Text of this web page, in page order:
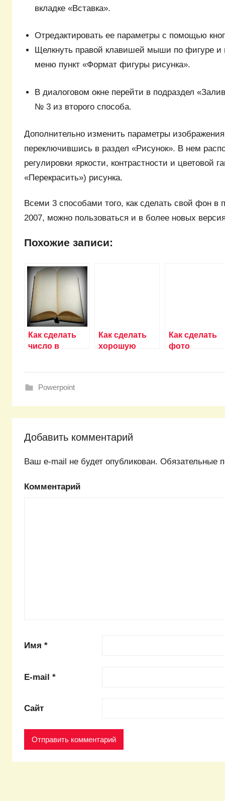
вкладке «Вставка».
Отредактировать ее параметры с помощью
Щелкнуть правой клавишей мыши по фигуре и
меню пункт «Формат фигуры рисунка».
В диалоговом окне перейти в подраздел
№ 3 из второго способа.
Дополнительно изменить параметры
переключившись в раздел «Рисунок». В нем
регулировки яркости, контрастности и цветовой
«Перекрасить») рисунка.
Всеми 3 способами того, как сделать свой фон в
2007, можно пользоваться и в более новых
Похожие записи:
Как сделать
число в
Как сделать
хорошую
Как сделать
фото
Powerpoint
Добавить комментарий
Ваш e-mail не будет опубликован. Обязательные
Комментарий
Имя *
E-mail *
Сайт